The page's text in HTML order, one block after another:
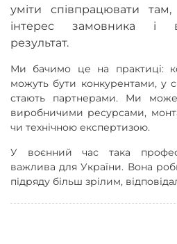
уміти співпрацювати
інтерес замовника і
результат.
Ми бачимо це на практиці:
можуть бути конкурентами, у
стають партнерами. Ми
виробничими ресурсами,
чи технічною експертизою.
У воєнний час така
важлива для України. Вона
підряду більш зрілим,